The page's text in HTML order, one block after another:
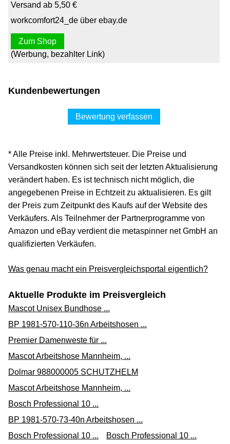
Versand ab 5,50 €
workcomfort24_de über ebay.de
Zum Shop
(Werbung, bezahlter Link)
Kundenbewertungen
Bewertung verfassen
* Alle Preise inkl. Mehrwertsteuer. Die Preise und
Versandkosten können sich seit der letzten Aktualisierung
verändert haben. Es ist technisch nicht möglich, die
angegebenen Preise in Echtzeit zu aktualisieren. Es gilt
der Preis zum Zeitpunkt des Kaufs auf der Website des
Verkäufers. Als Teilnehmer der Partnerprogramme von
Amazon und eBay verdient die metaspinner net GmbH an
qualifizierten Verkäufen.
Was genau macht ein Preisvergleichsportal eigentlich?
Aktuelle Produkte im Preisvergleich
Mascot Unisex Bundhose ...
BP 1981-570-110-36n Arbeitshosen ...
Premier Damenweste für ...
Mascot Arbeitshose Mannheim, ...
Dolmar 988000005 SCHUTZHELM
Mascot Arbeitshose Mannheim, ...
Bosch Professional 10 ...
BP 1981-570-73-40n Arbeitshosen ...
Bosch Professional 10 ...
Bosch Professional 10 ...